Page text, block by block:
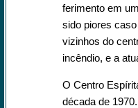
ferimento em
sido piores
vizinhos do
incêndio, e a
O Centro
década de